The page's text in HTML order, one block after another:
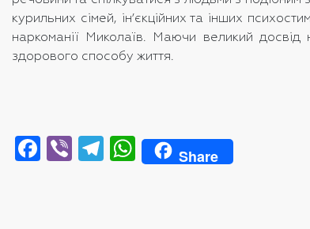
курильних сімей, ін’єкційних та інших
наркоманії Миколаїв. Маючи великий
здорового способу життя.
Facebook
ViberTelegram
WhatsApp
Share